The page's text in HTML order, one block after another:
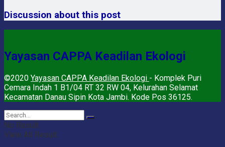
Discussion about this post
Yayasan CAPPA Keadilan Ekologi
©2020 Yayasan CAPPA Keadilan Ekologi - Komplek Puri
Cemara Indah 1 B1/04 RT 32 RW 04, Kelurahan Selamat
Kecamatan Danau Sipin Kota Jambi. Kode Pos 36125.
No Result
View All Result